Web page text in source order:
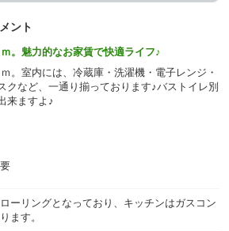
ント
。魅力的なお家賃で快適ライフ♪
。室内には、冷蔵庫・洗濯機・電子レンジ・
クなど、一通り揃っております♪バストイレ別
来ますよ♪
ーリングとなっており、キッチンはガスコン
ます。